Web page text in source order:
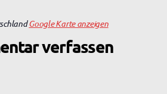
Google Karte anzeigen
verfassen